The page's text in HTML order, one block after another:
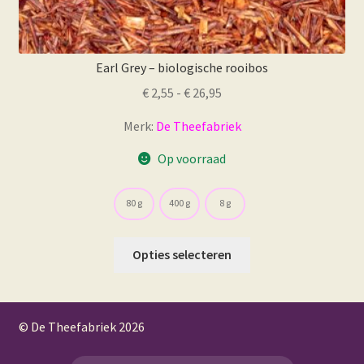
Earl Grey – biologische rooibos
€ 2,55 - € 26,95
tot
€ 26,95
Merk: De Theefabriek
Op voorraad
80 g 400 g 8 g
Opties selecteren
meerdere
© De Theefabriek 2026